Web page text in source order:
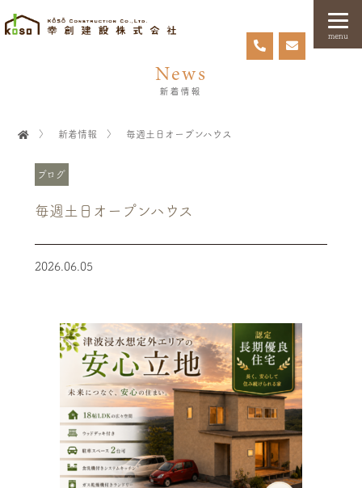
menu
News
新着情報
〉 新着情報 〉 毎週土日オープンハウス
ブログ
毎週土日オープンハウス
2026.06.05